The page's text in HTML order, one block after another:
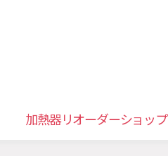
加熱器リオーダーショップ